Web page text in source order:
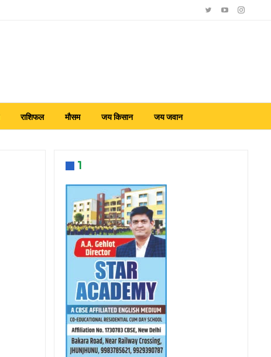
राशिफल मौसम जय किसान जय जवान
1